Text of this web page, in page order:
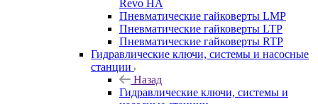
Revo HA
Пневматические гайковерты LMP
Пневматические гайковерты LTP
Пневматические гайковерты RTP
Гидравлические ключи, системы и насосные
станции
Назад
Гидравлические ключи, системы и